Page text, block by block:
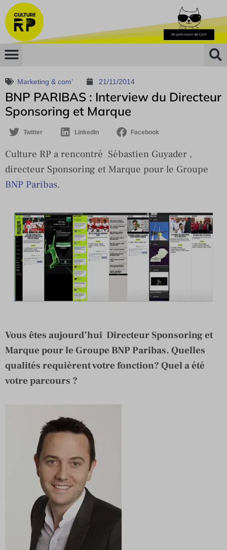
Marketing & com' 21/11/2014
BNP PARIBAS : Interview du Directeur
Sponsoring et Marque
Twitter LinkedIn Facebook
Culture RP a rencontré Sébastien Guyader ,
directeur Sponsoring et Marque pour le Groupe
BNP Paribas.
Vous êtes aujourd’hui Directeur Sponsoring et
Marque pour le Groupe BNP Paribas. Quelles
qualités requièrent votre fonction? Quel a été
votre parcours ?